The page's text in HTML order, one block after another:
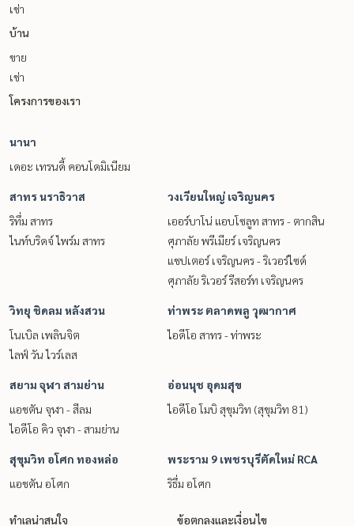
เช่า
บ้าน
ขาย
เช่า
โครงการของเรา
นานา
เดอะ เทรนดี้ คอนโดมิเนียม
สาทร นราธิวาส
ริทึ่ม สาทร
ไนท์บริดจ์ ไพร์ม สาทร
วงเวียนใหญ่ เจริญนคร
เออร์บาโน่ แอบโซลูท สาทร - ตากสิน
ศุภาลัย พรีเมียร์ เจริญนคร
แชปเตอร์ เจริญนคร - ริเวอร์ไซด์
ศุภาลัย ริเวอร์ รีสอร์ท เจริญนคร
วิทยุ ชิดลม หลังสวน
โนเบิล เพลินจิต
ไลฟ์ วัน ไวร์เลส
ท่าพระ ตลาดพลู วุฒากาศ
ไอดีโอ สาทร - ท่าพระ
สยาม จุฬา สามย่าน
แอชตัน จุฬา - สีลม
ไอดีโอ คิว จุฬา - สามย่าน
อ่อนนุช อุดมสุข
ไอดีโอ โมบิ สุขุมวิท (สุขุมวิท 81)
สุขุมวิท อโศก ทองหล่อ
แอชตัน อโศก
พระราม 9 เพชรบุรีตัดใหม่ RCA
ริธึ่ม อโศก
ทำเลน่าสนใจ ข้อตกลงและเงื่อนไข